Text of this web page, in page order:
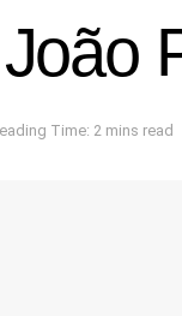
Time: 2 mins read